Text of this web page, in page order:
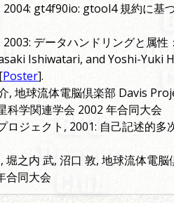
gt4f90io: gtool4 規約に
データハンドリングと属
Ishiwatari, and Yoshi-Yuki
Poster].
, 地球流体電脳倶楽部 Davis
科学関連学会 2002 年合同大会
ロジェクト, 2001: 自己記述的
堀之内 武, 沼口 敦, 地球流体電
合同大会